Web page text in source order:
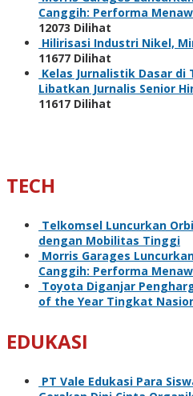
Canggih: Performa
12073 Dilihat
Hilirisasi Industri Nikel,
11677 Dilihat
Kelas Jurnalistik Dasar
Libatkan Jurnalis Senior
11617 Dilihat
TECH
Telkomsel Luncurkan
dengan Mobilitas Tinggi
Morris Garages
Canggih: Performa
Toyota Diganjar
of the Year Tingkat
EDUKASI
PT Vale Edukasi Para